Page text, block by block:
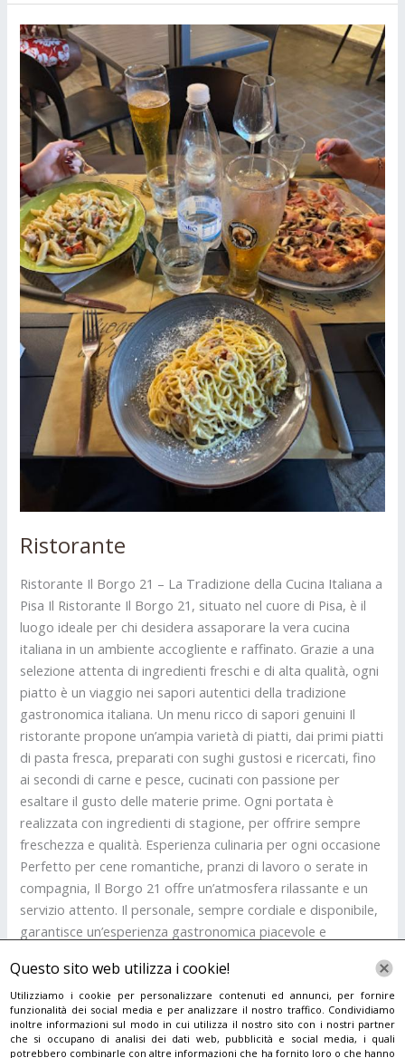
Ristorante
Ristorante Il Borgo 21 – La Tradizione della Cucina Italiana a
Pisa Il Ristorante Il Borgo 21, situato nel cuore di Pisa, è il
luogo ideale per chi desidera assaporare la vera cucina
italiana in un ambiente accogliente e raffinato. Grazie a una
selezione attenta di ingredienti freschi e di alta qualità, ogni
piatto è un viaggio nei sapori autentici della tradizione
gastronomica italiana. Un menu ricco di sapori genuini Il
ristorante propone un’ampia varietà di piatti, dai primi piatti
di pasta fresca, preparati con sughi gustosi e ricercati, fino
ai secondi di carne e pesce, cucinati con passione per
esaltare il gusto delle materie prime. Ogni portata è
realizzata con ingredienti di stagione, per offrire sempre
freschezza e qualità. Esperienza culinaria per ogni occasione
Perfetto per cene romantiche, pranzi di lavoro o serate in
compagnia, Il Borgo 21 offre un’atmosfera rilassante e un
servizio attento. Il personale, sempre cordiale e disponibile,
garantisce un’esperienza gastronomica piacevole e
piatti della tradizione italiana con un tocco di creatività, Il
Borgo 21 è la scelta perfetta. Prenota il tuo tavolo e scopri
il sapore dell’autenticità!
Ristorante
Questo sito web utilizza i cookie!
Utilizziamo i cookie per personalizzare contenuti ed annunci, per fornire
funzionalità dei social media e per analizzare il nostro traffico. Condividiamo
inoltre informazioni sul modo in cui utilizza il nostro sito con i nostri partner
che si occupano di analisi dei dati web, pubblicità e social media, i quali
potrebbero combinarle con altre informazioni che ha fornito loro o che hanno